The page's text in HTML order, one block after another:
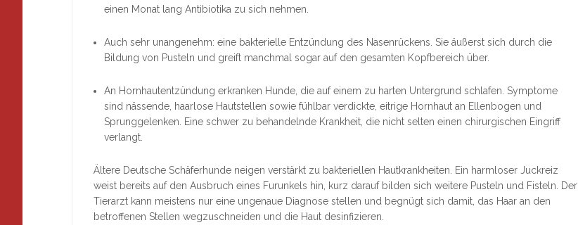
einen Monat lang Antibiotika zu sich nehmen.
Auch sehr unangenehm: eine bakterielle Entzündung des Nasenrückens. Sie äußerst sich durch die
Bildung von Pusteln und greift manchmal sogar auf den gesamten Kopfbereich über.
An Hornhautentzündung erkranken Hunde, die auf einem zu harten Untergrund schlafen. Symptome
sind nässende, haarlose Hautstellen sowie fühlbar verdickte, eitrige Hornhaut an Ellenbogen und
Sprunggelenken. Eine schwer zu behandelnde Krankheit, die nicht selten einen chirurgischen Eingriff
verlangt.
Ältere Deutsche Schäferhunde neigen verstärkt zu bakteriellen Hautkrankheiten. Ein harmloser Juckreiz
weist bereits auf den Ausbruch eines Furunkels hin, kurz darauf bilden sich weitere Pusteln und Fisteln. Der
Tierarzt kann meistens nur eine ungenaue Diagnose stellen und begnügt sich damit, das Haar an den
betroffenen Stellen wegzuschneiden und die Haut desinfizieren.